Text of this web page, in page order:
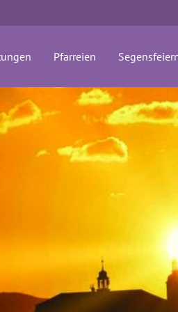
(current)Pfarreien